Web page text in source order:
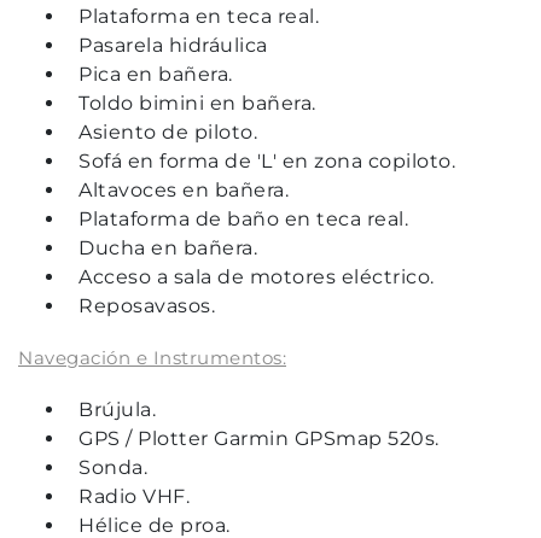
Plataforma en teca real.
Pasarela hidráulica
Pica en bañera.
Toldo bimini en bañera.
Asiento de piloto.
Sofá en forma de 'L' en zona copiloto.
Altavoces en bañera.
Plataforma de baño en teca real.
Ducha en bañera.
Acceso a sala de motores eléctrico.
Reposavasos.
Navegación e Instrumentos:
Brújula.
GPS / Plotter Garmin GPSmap 520s.
Sonda.
Radio VHF.
Hélice de proa.